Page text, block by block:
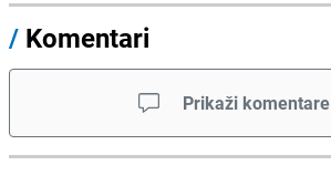
/ Komentari
Prikaži komentare